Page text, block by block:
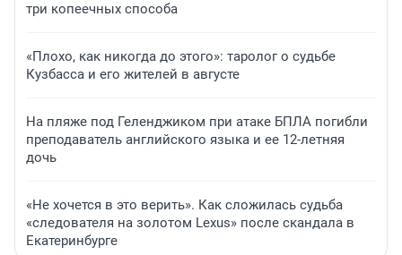
три копеечных способа
«Плохо, как никогда до этого»: таролог о судьбе
Кузбасса и его жителей в августе
На пляже под Геленджиком при атаке БПЛА погибли
преподаватель английского языка и ее 12-летняя
дочь
«Не хочется в это верить». Как сложилась судьба
«следователя на золотом Lexus» после скандала в
Екатеринбурге